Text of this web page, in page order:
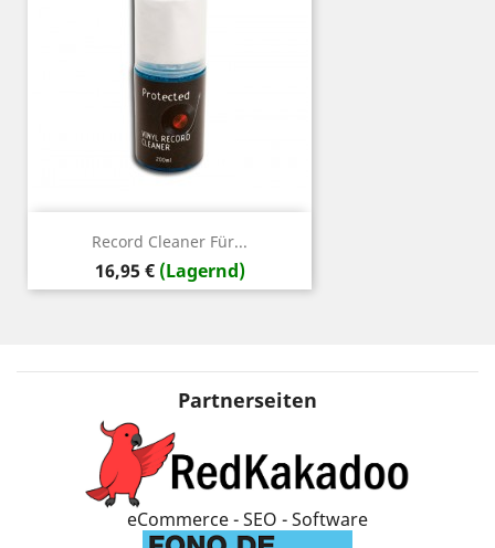
Record Cleaner Für...
Preis
16,95 € (Lagernd)
Partnerseiten
eCommerce - SEO - Software